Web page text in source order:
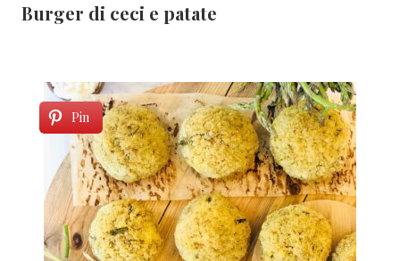
Burger di ceci e patate
Pin